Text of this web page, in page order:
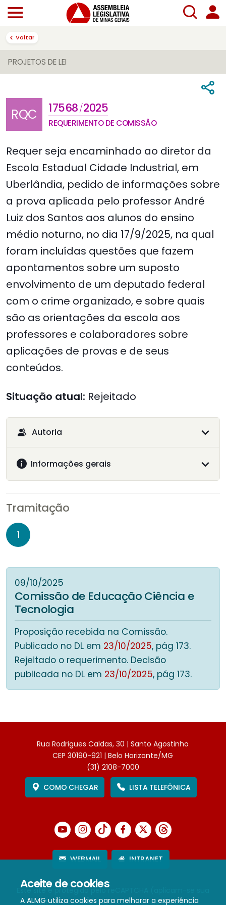
Aceite de cookies
A ALMG utiliza cookies para melhorar a experiência
Voltar
PROJETOS DE LEI
RQC 17568/2025
REQUERIMENTO DE COMISSÃO
Requer seja encaminhado ao diretor da
Escola Estadual Cidade Industrial, em
Uberlândia, pedido de informações sobre
a prova aplicada pelo professor André
Luiz dos Santos aos alunos do ensino
médio noturno, no dia 17/9/2025, na qual
foram incluídas questões que fazem
apontamentos sobre um suposto
envolvimento de um deputado federal
com o crime organizado, e sobre quais
são as orientações da escola aos
professores e colaboradores sobre
aplicações de provas e de seus
conteúdos.
Situação atual: Rejeitado
Autoria
Informações gerais
Tramitação
1
09/10/2025
Comissão de Educação Ciência e
Tecnologia
Proposição recebida na Comissão.
Publicado no DL em 23/10/2025, pág 173.
Rejeitado o requerimento. Decisão
publicada no DL em 23/10/2025, pág 173.
Rua Rodrigues Caldas, 30 | Santo Agostinho
CEP 30190-921 | Belo Horizonte/MG
(31) 2108-7000
COMO CHEGAR
LISTA TELEFÔNICA
WEBMAIL INTRANET
Este site é protegido pelo reCAPTCHA (aplicam-se sua
Política de PrivacidadeeTermos de Serviço).